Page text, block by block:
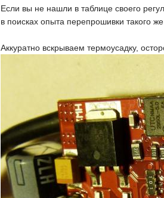
Если вы не нашли в таблице своего
в поисках опыта перепрошивки такого
Аккуратно вскрываем термоусадку,